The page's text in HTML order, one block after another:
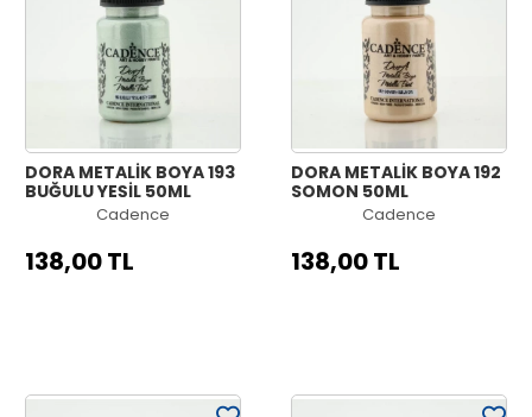
DORA METALİK BOYA 193
BUĞULU YEŞİL 50ML
Cadence
138,00 TL
DORA METALİK BOYA 192
SOMON 50ML
Cadence
138,00 TL